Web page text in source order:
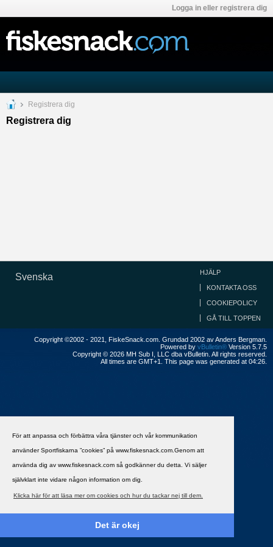
För att anpassa och förbättra våra tjänster och vår kommunikation
använder Sportfiskarna ”cookies” på www.fiskesnack.com.Genom att
använda dig av www.fiskesnack.com så godkänner du detta. Vi säljer
självklart inte vidare någon information om dig.
Klicka här för att läsa mer om cookies och hur du tackar nej till dem.
Det är okej
Logga in eller registrera dig
Registrera dig
Registrera dig
Svenska HJÄLP
KONTAKTA OSS
COOKIEPOLICY
GÅ TILL TOPPEN
Copyright ©2002 - 2021, FiskeSnack.com. Grundad 2002 av Anders Bergman.
Powered by vBulletin® Version 5.7.5
Copyright © 2026 MH Sub I, LLC dba vBulletin. All rights reserved.
All times are GMT+1. This page was generated at 04:26.